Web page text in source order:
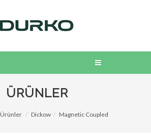
ÜRÜNLER
Ürünler Dickow Magnetic Coupled